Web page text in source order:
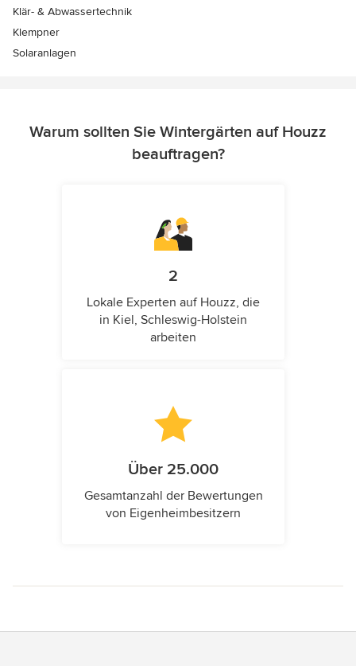
Klär- & Abwassertechnik
Klempner
Solaranlagen
Warum sollten Sie Wintergärten auf Houzz
beauftragen?
2
Lokale Experten auf Houzz, die
in Kiel, Schleswig-Holstein
arbeiten
Über 25.000
Gesamtanzahl der Bewertungen
von Eigenheimbesitzern